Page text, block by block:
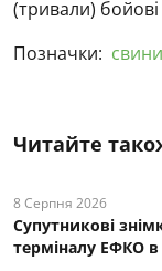
(тривали) бойові
Позначки:
Читайте
8 Серпня 2026
Супутникові
терміналу ЕФКО